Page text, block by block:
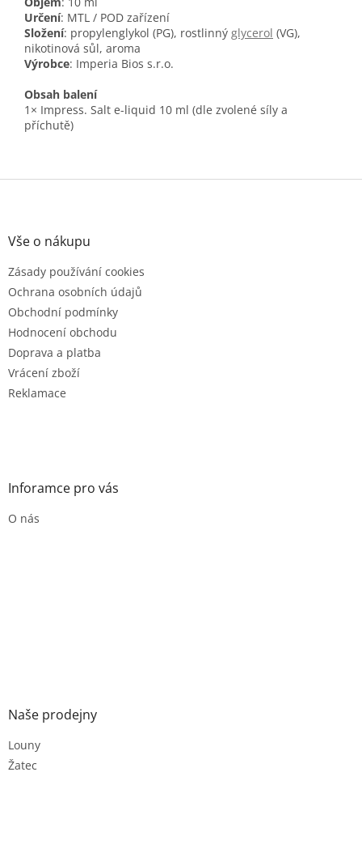
Určení: MTL / POD zařízení
Složení: propylenglykol (PG), rostlinný glycerol (VG),
nikotinová sůl, aroma
Výrobce: Imperia Bios s.r.o.
Obsah balení
1× Impress. Salt e-liquid 10 ml (dle zvolené síly a
příchutě)
Z
Vše o nákupu
Zásady používání cookies
Ochrana osobních údajů
Obchodní podmínky
Hodnocení obchodu
Doprava a platba
Vrácení zboží
Reklamace
Inforamce pro vás
O nás
Naše prodejny
Louny
Žatec